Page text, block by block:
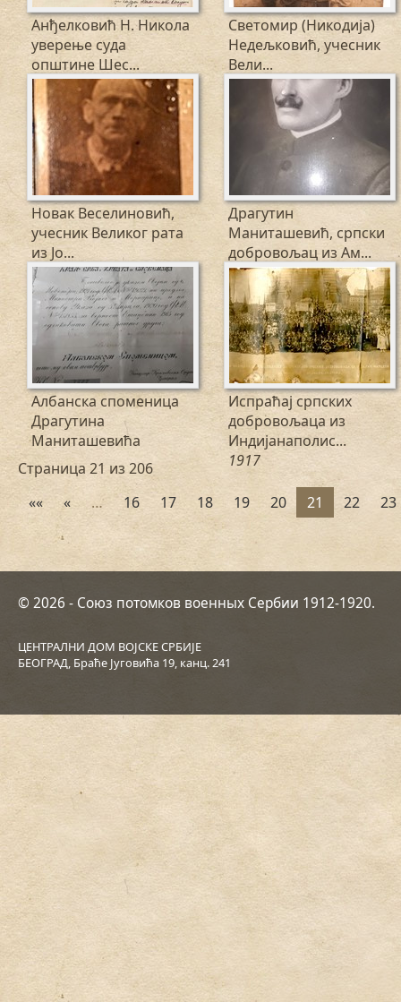
Анђелковић Н. Никола
уверење суда
општине Шес...
1918
Светомир (Никодија)
Недељковић, учесник
Вели...
1915
Новак Веселиновић,
учесник Великог рата
из Јо...
Драгутин
Маниташевић, српски
добровољац из Ам...
Албанска споменица
Драгутина
Маниташевића
Испраћај српских
добровољаца из
Индијанаполис...
1917
Страница 21 из 206
««
« … 16 17 18 19 20 21 22 23
© 2026 - Союз потомков военных Сербии 1912-1920.
ЦЕНТРАЛНИ ДОМ ВОЈСКЕ СРБИЈЕ
БЕОГРАД, Браће Југовића 19, канц. 241